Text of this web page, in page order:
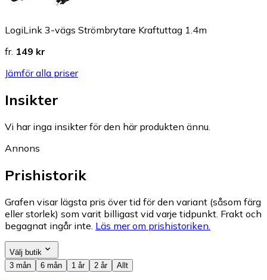
LogiLink 3-vägs Strömbrytare Kraftuttag 1.4m
fr. 149 kr
Jämför alla priser
Insikter
Vi har inga insikter för den här produkten ännu.
Annons
Prishistorik
Grafen visar lägsta pris över tid för den variant (såsom färg
eller storlek) som varit billigast vid varje tidpunkt. Frakt och
begagnat ingår inte. Läs mer om prishistoriken.
Välj butik
3 mån
6 mån 1 år 2 år Allt